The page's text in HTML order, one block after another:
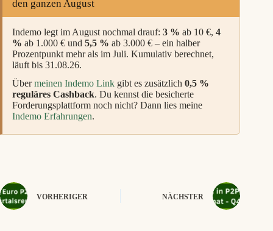
den ganzen August
Indemo legt im August nochmal drauf: 3 % ab 10 €, 4
% ab 1.000 € und 5,5 % ab 3.000 € – ein halber
Prozentpunkt mehr als im Juli. Kumulativ berechnet,
läuft bis 31.08.26.
Übermeinen Indemo Link gibt es zusätzlich 0,5 %
reguläres Cashback. Du kennst die besicherte
Forderungsplattform noch nicht? Dann lies meine
Indemo Erfahrungen.
VORHERIGER NÄCHSTER